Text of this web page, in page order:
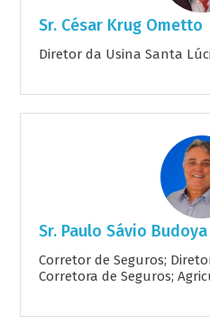
Sr. César Krug Ometto
Diretor da Usina Santa
Sr. Paulo Sávio Budoya
Corretor de Seguros;
Corretora de Seguros;